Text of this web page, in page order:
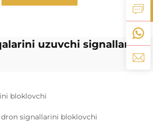
uzuvchi signallar
bloklovchi
signallarini bloklovchi